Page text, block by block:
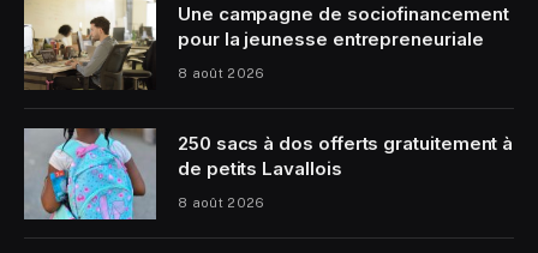
Une campagne de sociofinancement
pour la jeunesse entrepreneuriale
8 août 2026
250 sacs à dos offerts gratuitement à
de petits Lavallois
8 août 2026